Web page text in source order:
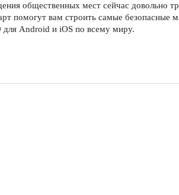
общественных мест сейчас довольно
помогут вам строить самые
для Android и iOS по всему миру.